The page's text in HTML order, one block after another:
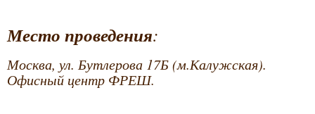
Место проведения:
Москва, ул. Бутлерова 17Б (м.Калужская).
Офисный центр ФРЕШ.